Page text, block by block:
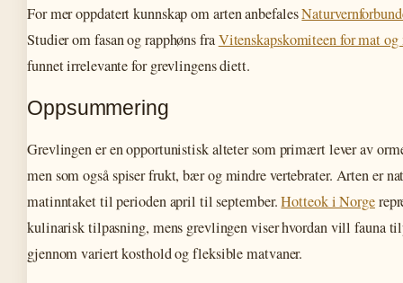
For mer oppdatert kunnskap om arten anbefales
Studier om fasan og rapphøns fraVitenskapskomiteen for mat
funnet irrelevante for grevlingens diett.
Oppsummering
Grevlingen er en opportunistisk alteter som primært lever av
men som også spiser frukt, bær og mindre vertebrater. Arten er
matinntaket til perioden april til september.Hotteok i Norge
kulinarisk tilpasning, mens grevlingen viser hvordan vill fauna
gjennom variert kosthold og fleksible matvaner.